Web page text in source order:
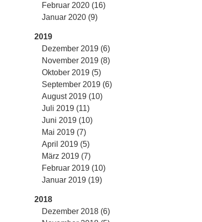
Februar 2020 (16)
Januar 2020 (9)
2019
Dezember 2019 (6)
November 2019 (8)
Oktober 2019 (5)
September 2019 (6)
August 2019 (10)
Juli 2019 (11)
Juni 2019 (10)
Mai 2019 (7)
April 2019 (5)
März 2019 (7)
Februar 2019 (10)
Januar 2019 (19)
2018
Dezember 2018 (6)